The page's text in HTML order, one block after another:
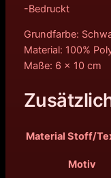
-Bedruckt
Grundfarbe:
Material: 100%
Maße: 6 x 10 cm
Material Stoff/
Motiv